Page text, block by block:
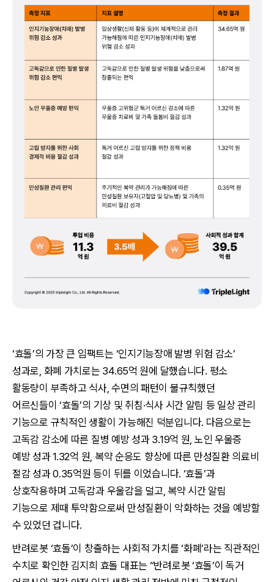
‘효돌’의 가장 큰 임팩트는 ‘인지기능장애 발병 위험 감소’
성과로, 화폐 가치로는 34.65억 원에 달했습니다. 평소
활동량이 부족하고 식사, 수면의 패턴이 불규칙했던
어르신들이 ‘효돌’의 기상 및 취침·식사 시간 알림 등 일상 관리
기능으로 규칙적인 생활이 가능해진 덕분입니다. 다음으로는
고독감 감소에 따른 질병 예방 성과 3.19억 원, 노인 우울증
예방 성과 1.32억 원, 복약 순응도 향상에 따른 만성질환 의료비
절감 성과 0.35억원 등이 뒤를 이었습니다. ‘효돌’과
상호작용하며 고독감과 우울감을 덜고, 복약 시간 알림
기능으로 제때 투약함으로써 만성질환이 악화하는 것을 예방할
수 있었던 겁니다.
반려로봇 ‘효돌’이 창출하는 사회적 가치를 ‘화폐’라는 직관적인
수치로 확인한 김지희 효돌 대표는 “반려로봇 ‘효돌’이 독거